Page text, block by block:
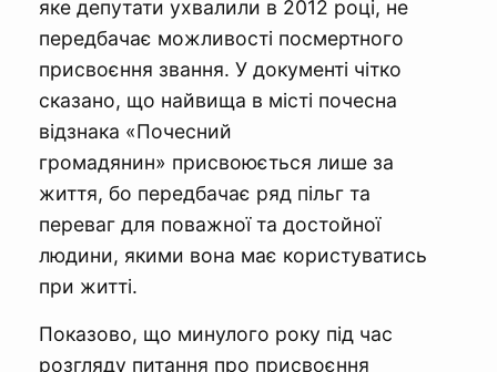
яке депутати ухвалили в 2012 році, не
передбачає можливості посмертного
присвоєння звання. У документі чітко
сказано, що найвища в місті почесна
відзнака «Почесний
громадянин» присвоюється лише за
життя, бо передбачає ряд пільг та
переваг для поважної та достойної
людини, якими вона має користуватись
при житті.
Показово, що минулого року під час
розгляду питання про присвоєння